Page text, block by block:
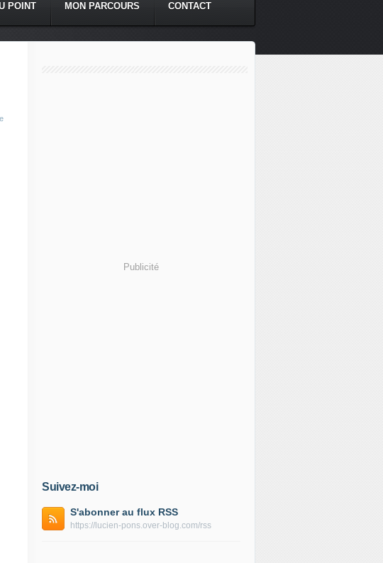
POINT MON PARCOURS CONTACT
Publicité
Suivez-moi
S'abonner au flux RSS
https://lucien-pons.over-blog.com/rss